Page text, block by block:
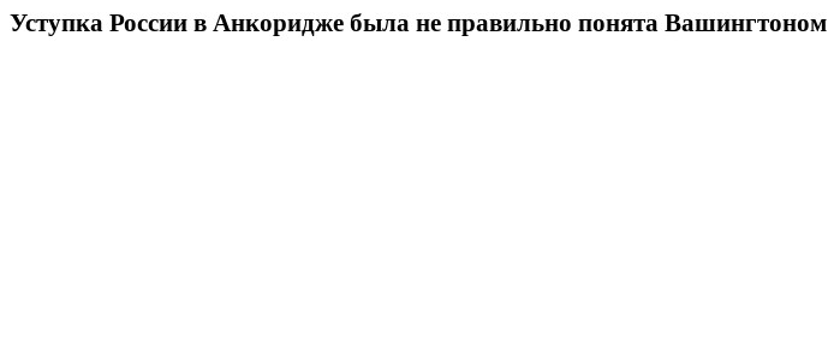
Уступка России в Анкоридже была не правильно понята Вашингтоном